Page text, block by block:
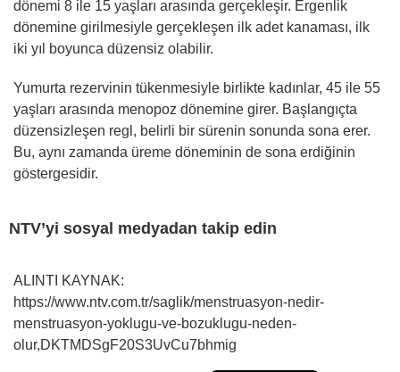
dönemi 8 ile 15 yaşları arasında gerçekleşir. Ergenlik
dönemine girilmesiyle gerçekleşen ilk adet kanaması, ilk
iki yıl boyunca düzensiz olabilir.
Yumurta rezervinin tükenmesiyle birlikte kadınlar, 45 ile 55
yaşları arasında menopoz dönemine girer. Başlangıçta
düzensizleşen regl, belirli bir sürenin sonunda sona erer.
Bu, aynı zamanda üreme döneminin de sona erdiğinin
göstergesidir.
NTV’yi sosyal medyadan takip edin
ALINTI KAYNAK:
https://www.ntv.com.tr/saglik/menstruasyon-nedir-
menstruasyon-yoklugu-ve-bozuklugu-neden-
olur,DKTMDSgF20S3UvCu7bhmig